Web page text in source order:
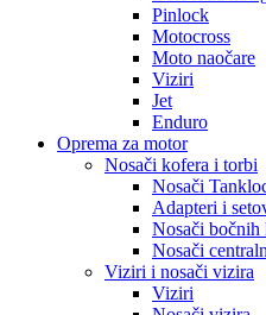
Pinlock
Motocross
Moto naočare
Viziri
Jet
Enduro
Oprema za motor
Nosači kofera i torbi
Nosači
Adapteri i
Nosači bočnih
Nosači
Viziri i nosači vizira
Viziri